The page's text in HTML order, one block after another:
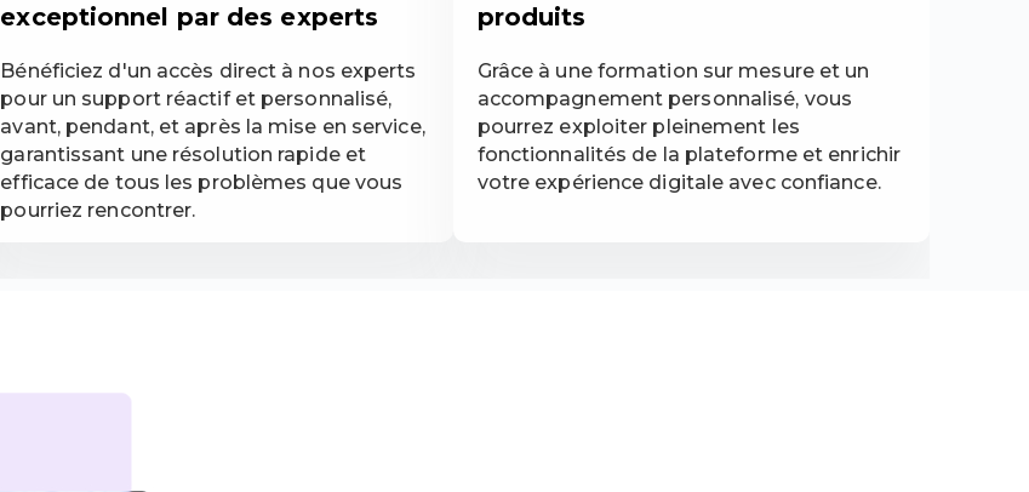
exceptionnel par des experts
Bénéficiez d'un accès direct à nos experts
pour un support réactif et personnalisé,
avant, pendant, et après la mise en service,
garantissant une résolution rapide et
efficace de tous les problèmes que vous
pourriez rencontrer.
produits
Grâce à une formation sur mesure et un
accompagnement personnalisé, vous
pourrez exploiter pleinement les
fonctionnalités de la plateforme et enrichir
votre expérience digitale avec confiance.